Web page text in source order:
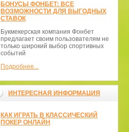
БОНУСЫ ФОНБЕТ: ВСЕ
ВОЗМОЖНОСТИ ДЛЯ ВЫГОДНЫХ
СТАВОК
Букмекерская компания Фонбет
предлагает своим пользователям не
только широкий выбор спортивных
событий
Подробнее...
ИНТЕРЕСНАЯ ИНФОРМАЦИЯ
КАК ИГРАТЬ В КЛАССИЧЕСКИЙ
ПОКЕР ОНЛАЙН